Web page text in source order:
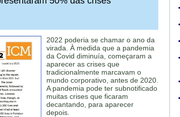
2022 poderia se chamar o ano da
virada. À medida que a pandemia
da Covid diminuía, começaram a
aparecer as crises que
tradicionalmente marcavam o
mundo corporativo, antes de 2020.
A pandemia pode ter subnotificado
muitas crises que ficaram
decantando, para aparecer
depois.